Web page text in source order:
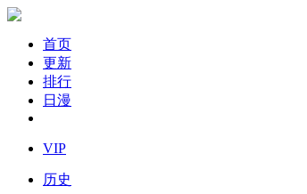
首页
更新
排行
日漫
VIP
历史